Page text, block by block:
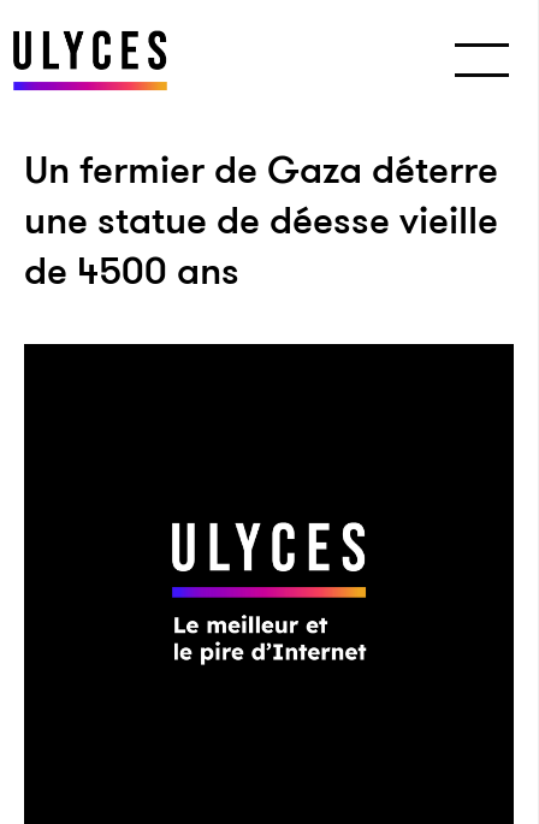
Un fermier de Gaza déterre
une statue de déesse vieille
de 4500 ans